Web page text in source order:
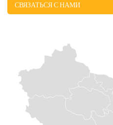
СВЯЗАТЬСЯ С НАМИ